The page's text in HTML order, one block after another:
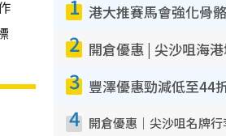
1
2
3
4